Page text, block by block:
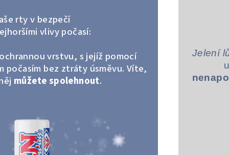
rty v bezpečí
vlivy počasí:
vrstvu, s jejíž pomocí
počasím bez ztráty úsměvu. Víte,
můžete spolehnout.
Jelení